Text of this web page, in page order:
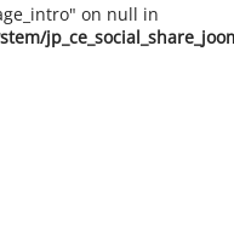
on null in